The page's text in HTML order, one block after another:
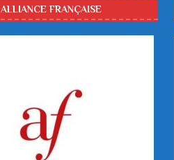
ALLIANCE FRANÇAISE